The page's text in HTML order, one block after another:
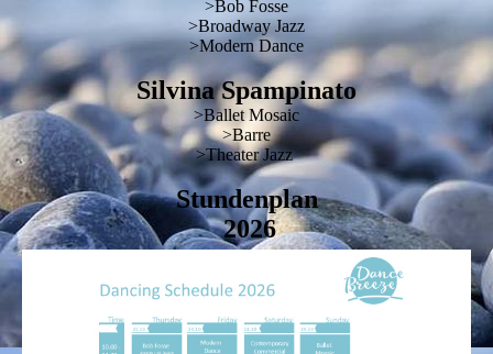
>Bob Fosse
>Broadway Jazz
>Modern Dance
Silvina Spampinato
>Ballet Mosaic
>Barre
>Theater Jazz
Stundenplan
2026